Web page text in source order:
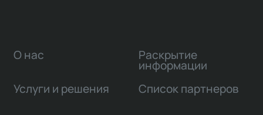
О нас
Услуги и решения
Раскрытие
информации
Список партнеров